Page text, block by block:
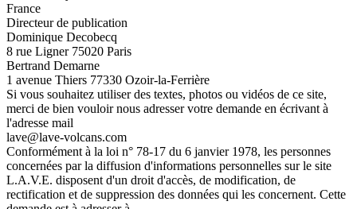
France
Directeur de publication
Dominique Decobecq
8 rue Ligner 75020 Paris
Bertrand Demarne
1 avenue Thiers 77330 Ozoir-la-Ferrière
Si vous souhaitez utiliser des textes, photos ou vidéos de ce site,
merci de bien vouloir nous adresser votre demande en écrivant à
l'adresse mail
lave@lave-volcans.com
Conformément à la loi n° 78-17 du 6 janvier 1978, les personnes
concernées par la diffusion d'informations personnelles sur le site
L.A.V.E. disposent d'un droit d'accès, de modification, de
rectification et de suppression des données qui les concernent. Cette